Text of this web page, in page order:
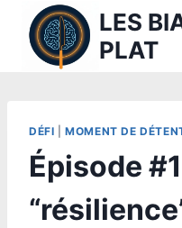
contenu
LES
PLAT
DÉFI |MOMENT DE
Épisode